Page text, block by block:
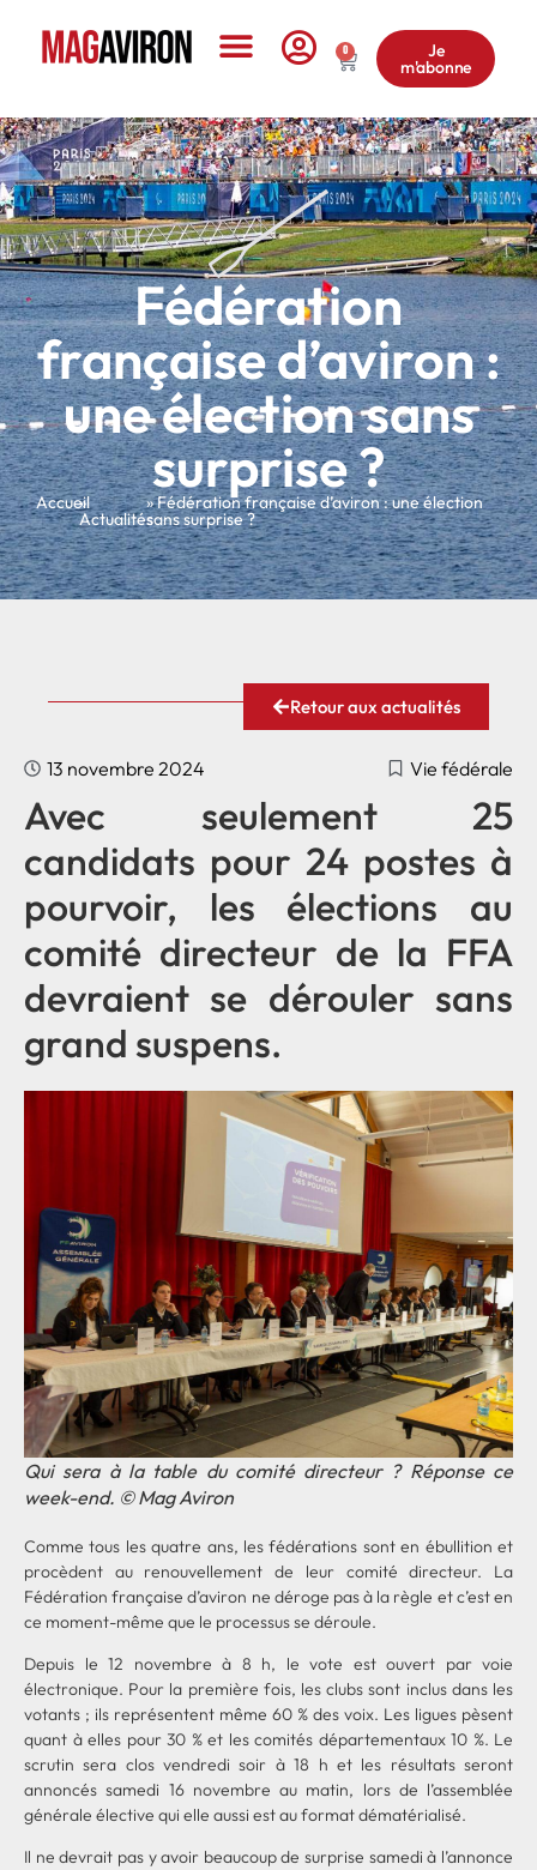
0 Je
m'abonne
Fédération
française d’aviron :
une élection sans
surprise ?
Accueil
»
Actualités
» Fédération française d’aviron : une élection
sans surprise ?
Retour aux actualités
13 novembre 2024 Vie fédérale
Avec seulement 25
candidats pour 24 postes à
pourvoir, les élections au
comité directeur de la FFA
devraient se dérouler sans
grand suspens.
Qui sera à la table du comité directeur ? Réponse ce
week-end. © Mag Aviron
Comme tous les quatre ans, les fédérations sont en ébullition et
procèdent au renouvellement de leur comité directeur. La
Fédération française d’aviron ne déroge pas à la règle et c’est en
ce moment-même que le processus se déroule.
Depuis le 12 novembre à 8 h, le vote est ouvert par voie
électronique. Pour la première fois, les clubs sont inclus dans les
votants ; ils représentent même 60 % des voix. Les ligues pèsent
quant à elles pour 30 % et les comités départementaux 10 %. Le
scrutin sera clos vendredi soir à 18 h et les résultats seront
annoncés samedi 16 novembre au matin, lors de l’assemblée
générale élective qui elle aussi est au format dématérialisé.
Il ne devrait pas y avoir beaucoup de surprise samedi à l’annonce